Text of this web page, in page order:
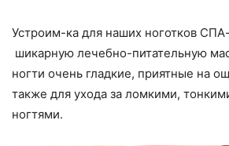
Устроим-ка для наших ноготков
шикарную лечебно-питательную
ногти очень гладкие, приятные на
также для ухода за ломкими,
ногтями.